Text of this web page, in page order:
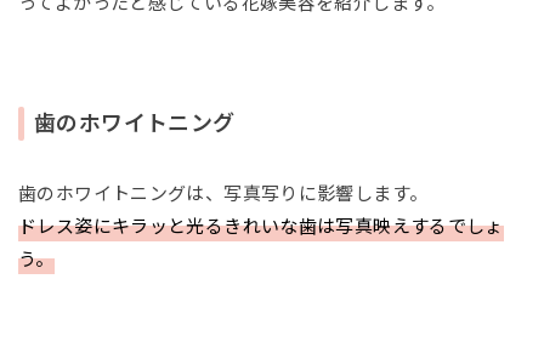
歯のホワイトニング
歯のホワイトニングは、写真写りに影響します。
ドレス姿にキラッと光るきれいな歯は写真映えするでしょ
う。